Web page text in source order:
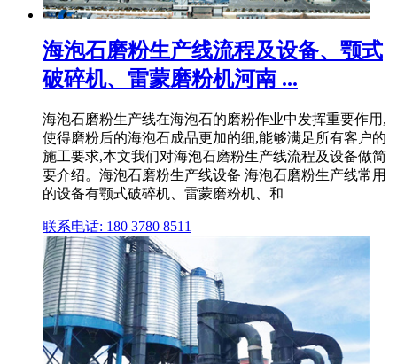
海泡石磨粉生产线流程及设备、颚式
破碎机、雷蒙磨粉机河南 ...
海泡石磨粉生产线在海泡石的磨粉作业中发挥重要作用,
使得磨粉后的海泡石成品更加的细,能够满足所有客户的
施工要求,本文我们对海泡石磨粉生产线流程及设备做简
要介绍。海泡石磨粉生产线设备 海泡石磨粉生产线常用
的设备有颚式破碎机、雷蒙磨粉机、和
联系电话: 180 3780 8511